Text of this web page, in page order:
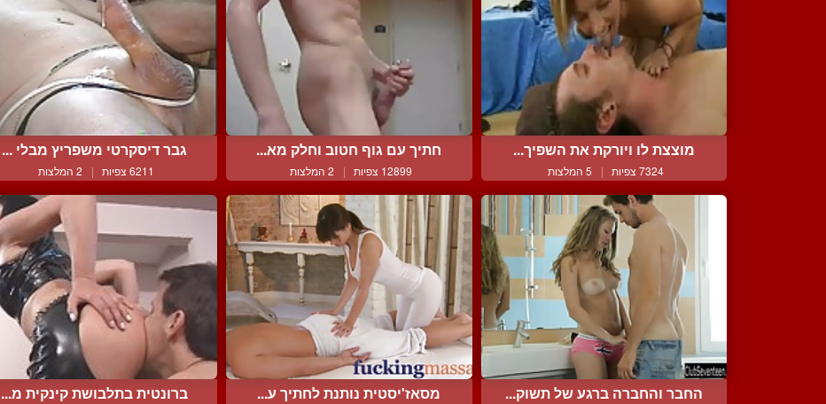
מוצצת לו ויורקת את השפיך...
7324 צפיות | 5 המלצות
חתיך עם גוף חטוב וחלק מא...
12899 צפיות | 2 המלצות
גבר דיסקרטי משפריץ מבלי ...
6211 צפיות | 2 המלצות
החבר והחברה ברגע של תשוק... מסאז'יסטית נותנת לחתיך ע... ברונטית בתלבושת קינקית מ...